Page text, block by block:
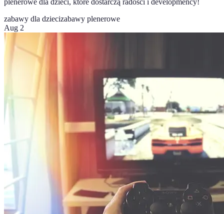
plenerowe dla dzieci, które dostarczą radości i developmency!
zabawy dla dziecizabawy plenerowe
Aug 2